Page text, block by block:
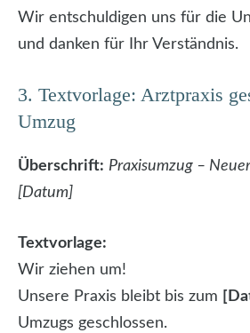
Wir entschuldigen uns für die
und danken für Ihr Verständnis.
3. Textvorlage: Arztpraxis
Umzug
Überschrift: Praxisumzug –
[Datum]
Textvorlage:
Wir ziehen um!
Unsere Praxis bleibt bis zum
Umzugs geschlossen.